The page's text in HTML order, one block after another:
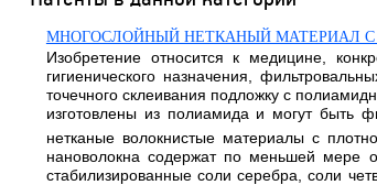
МНОГОСЛОЙНЫЙ НЕТКАНЫЙ МАТЕРИАЛ
Изобретение относится к медицине,
гигиенического назначения,
точечного склеивания подложку с
изготовлены из полиамида и могут быть
нетканые волокнистые материалы с
нановолокна содержат по меньшей мере
стабилизированные соли серебра, соли